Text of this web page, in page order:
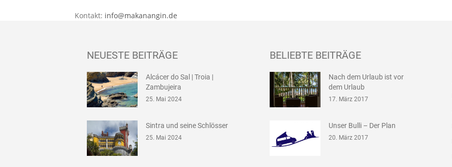
Kontakt: info@makanangin.de
NEUESTE BEITRÄGE
Alcácer do Sal | Troia |
Zambujeira
25. Mai 2024
Sintra und seine Schlösser
25. Mai 2024
BELIEBTE BEITRÄGE
Nach dem Urlaub ist vor
dem Urlaub
17. März 2017
Unser Bulli – Der Plan
20. März 2017